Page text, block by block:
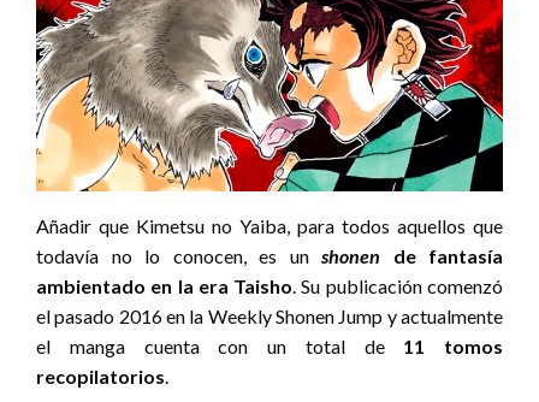
Añadir que Kimetsu no Yaiba, para todos aquellos que
todavía no lo conocen, es un shonen de fantasía
ambientado en la era Taisho . Su publicación comenzó
el pasado 2016 en la Weekly Shonen Jump y actualmente
el manga cuenta con un total de 11 tomos
recopilatorios